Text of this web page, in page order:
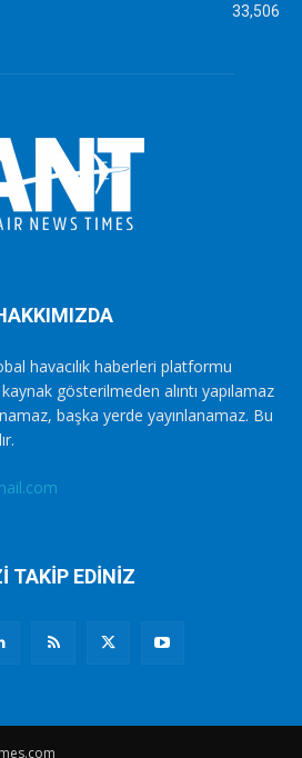
33,506
havacılık haberleri platformu
gösterilmeden alıntı yapılamaz
başka yerde yayınlanamaz. Bu
TAKİP EDİNİZ